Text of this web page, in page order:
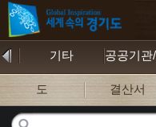
기타 공공기
도 결산서